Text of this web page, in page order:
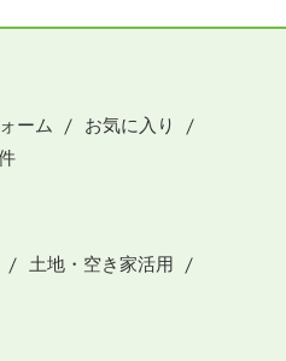
ーム
お気に入り
土地・空き家活用